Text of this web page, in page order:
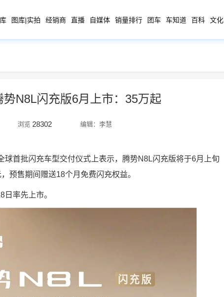
图库|实拍 经销商 直播 自媒体 销量排行 团车 车知道 百科 文化
N8L闪充版6月上市：35万起
浏览 28302 编辑：李慧
球首批闪充车型交付仪式上表示，腾势N8L闪充版将于6月上旬
预售期间赠送18个月免费闪充权益。
率先上市。